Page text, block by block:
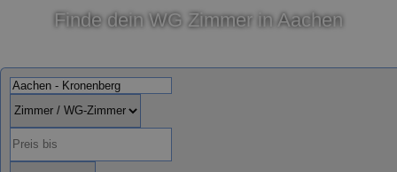
Finde dein WG Zimmer in Aachen